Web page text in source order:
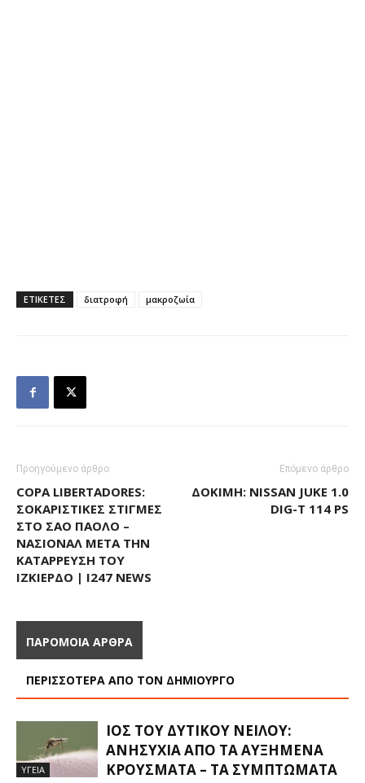
ΕΤΙΚΕΤΕΣ διατροφή μακροζωία
Προηγούμενο άρθρο
COPA LIBERTADORES:
ΣΟΚΑΡΙΣΤΙΚΈΣ ΣΤΙΓΜΈΣ
ΣΤΟ ΣΆΟ ΠΆΟΛΟ –
ΝΑΣΙΟΝΆΛ ΜΕΤΆ ΤΗΝ
ΚΑΤΆΡΡΕΥΣΗ ΤΟΥ
ΙΖΚΙΈΡΔΟ | I247 NEWS
Επόμενο άρθρο
ΔΟΚΙΜΉ: NISSAN JUKE 1.0
DIG-T 114 PS
ΠΑΡΟΜΟΙΑ ΑΡΘΡΑ
ΠΕΡΙΣΣΟΤΕΡΑ ΑΠΟ ΤΟΝ ΔΗΜΙΟΥΡΓΟ
ΥΓΕΙΑ
ΙΌΣ ΤΟΥ ΔΥΤΙΚΟΎ ΝΕΊΛΟΥ:
ΑΝΗΣΥΧΊΑ ΑΠΌ ΤΑ ΑΥΞΗΜΈΝΑ
ΚΡΟΎΣΜΑΤΑ – ΤΑ ΣΥΜΠΤΏΜΑΤΑ